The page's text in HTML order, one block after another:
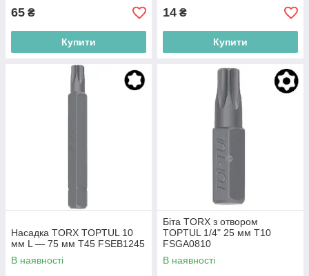
65 ₴
Купити
14 ₴
Купити
Насадка TORX TOPTUL 10
мм L — 75 мм T45 FSEB1245
В наявності
Біта TORX з отвором
TOPTUL 1/4" 25 мм T10
FSGA0810
В наявності